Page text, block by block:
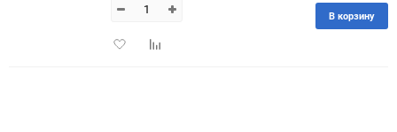
150
ДобавитьДобавить
В корзину